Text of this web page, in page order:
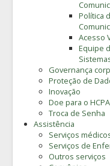
Política
Acesso
Equipe
Governança
Proteção de
Inovação
Doe para o HCPA
Troca de Senha
Assistência
Serviços
Serviços de
Outros serviços